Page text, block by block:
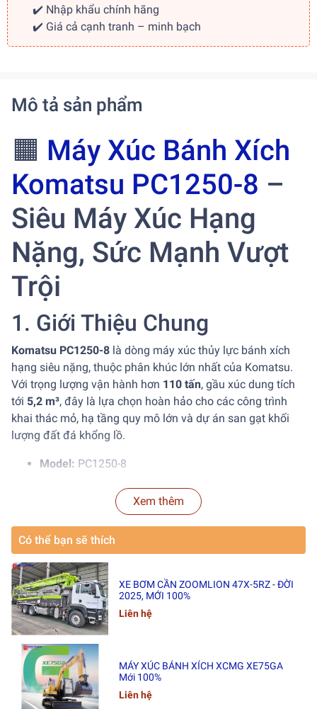
✔️ Nhập khẩu chính hãng
✔️ Giá cả cạnh tranh – minh bạch
Mô tả sản phẩm
🟧 Máy Xúc Bánh Xích
Komatsu PC1250-8 –
Siêu Máy Xúc Hạng
Nặng, Sức Mạnh Vượt
Trội
1. Giới Thiệu Chung
Komatsu PC1250-8 là dòng máy xúc thủy lực bánh xích
hạng siêu nặng, thuộc phân khúc lớn nhất của Komatsu.
Với trọng lượng vận hành hơn 110 tấn, gầu xúc dung tích
tới 5,2 m³, đây là lựa chọn hoàn hảo cho các công trình
khai thác mỏ, hạ tầng quy mô lớn và dự án san gạt khối
lượng đất đá khổng lồ.
Model: PC1250-8
Nhập khẩu trực tiếp từ Nhật Bản
Tâm – KCN Phố Nối A, Hưng Yên
2. Thông Số Kỹ Thuật Chính
📏 Kích Thước & Trọng Lượng
Trọng lượng vận hành:
Kích thước vận chuyển (DxRxC):16,02 m × 5,265 m
× 6,04 m
Xem thêm
Có thể bạn sẽ thích
XE BƠM CẦN ZOOMLION 47X-5RZ - ĐỜI
2025, MỚI 100%
Liên hệ
MÁY XÚC BÁNH XÍCH XCMG XE75GA
Mới 100%
Liên hệ